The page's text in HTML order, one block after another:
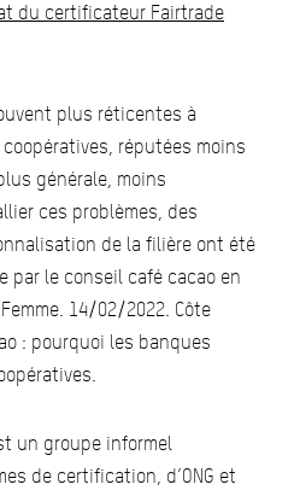
du certificateur Fairtrade
plus réticentes à
réputées moins
générale, moins
ces problèmes, des
de la filière ont été
par le conseil café cacao en
Femme. 14/02/2022. Côte
: pourquoi les banques
un groupe informel
de certification, d’ONG et